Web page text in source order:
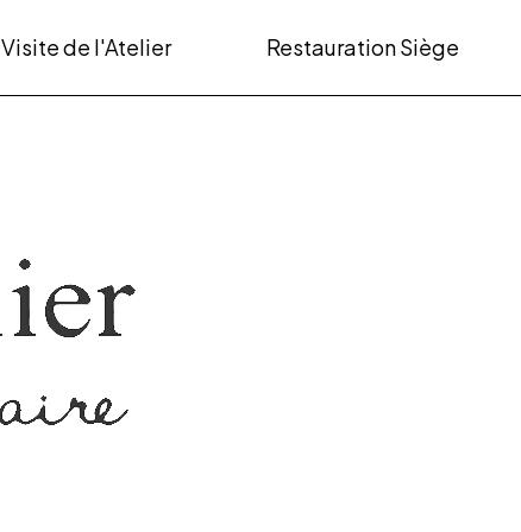
Visite de l'Atelier Restauration Siège